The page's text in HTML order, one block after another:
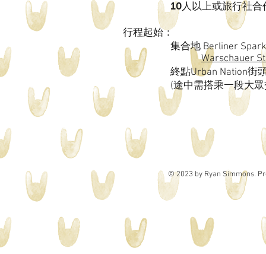
10人以上或旅行社合
行程起始：
集合地 Berliner
Warschauer
終點Urban Nation街
(途中需搭乘一段大
© 2023 by Ryan Simmons.